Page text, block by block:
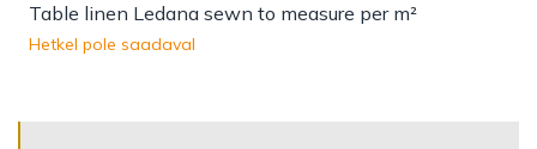
Table linen Ledana sewn to measure per m²
Hetkel pole saadaval